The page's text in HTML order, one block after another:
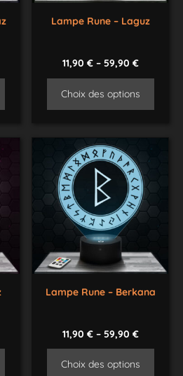
Lampe Rune – Laguz
11,90 €– 59,90 €
Choix des options
Lampe Rune – Berkana
11,90 €– 59,90 €
Choix des options